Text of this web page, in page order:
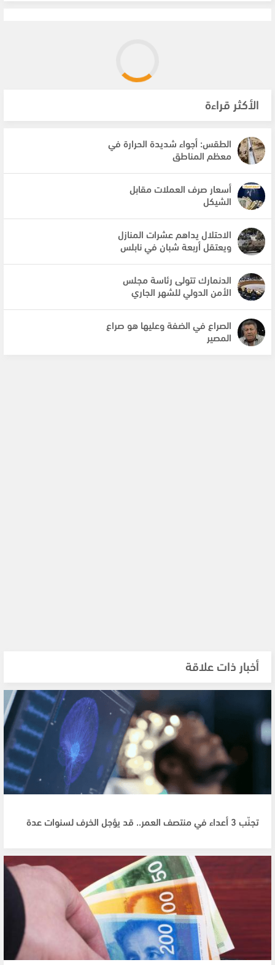
الأكثر قراءة
الطقس: أجواء شديدة الحرارة في
معظم المناطق
أسعار صرف العملات مقابل
الشيكل
الاحتلال يداهم عشرات المنازل
ويعتقل أربعة شبان في نابلس
الدنمارك تتولى رئاسة مجلس
الأمن الدولي للشهر الجاري
الصراع في الضفة وعليها هو صراع
المصير
أخبار ذات علاقة
تجنّب 3 أعداء في منتصف العمر.. قد يؤجل الخرف لسنوات عدة